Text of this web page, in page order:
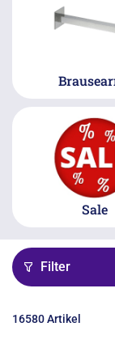
Sale
Filter
16580 Artikel